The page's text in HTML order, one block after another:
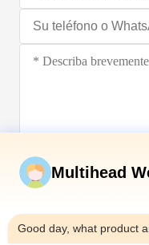
Multihead
Good day, what product